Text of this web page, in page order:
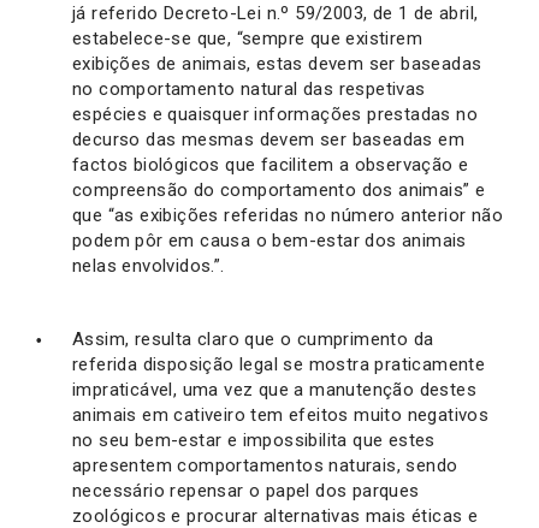
já referido Decreto-Lei n.º 59/2003, de 1 de abril,
estabelece-se que, “sempre que existirem
exibições de animais, estas devem ser baseadas
no comportamento natural das respetivas
espécies e quaisquer informações prestadas no
decurso das mesmas devem ser baseadas em
factos biológicos que facilitem a observação e
compreensão do comportamento dos animais” e
que “as exibições referidas no número anterior não
podem pôr em causa o bem-estar dos animais
nelas envolvidos.”.
Assim, resulta claro que o cumprimento da
referida disposição legal se mostra praticamente
impraticável, uma vez que a manutenção destes
animais em cativeiro tem efeitos muito negativos
no seu bem-estar e impossibilita que estes
apresentem comportamentos naturais, sendo
necessário repensar o papel dos parques
zoológicos e procurar alternativas mais éticas e